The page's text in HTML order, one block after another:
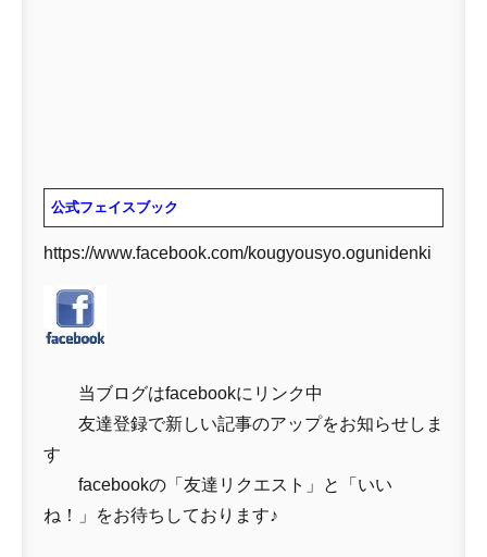
公式フェイスブック
https://www.facebook.com/kougyousyo.ogunidenki
当ブログはfacebookにリンク中
友達登録で新しい記事のアップをお知らせしま
す
facebookの「友達リクエスト」と「いい
ね！」をお待ちしております♪